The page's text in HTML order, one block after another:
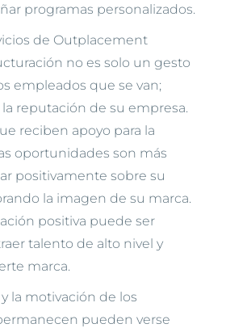
programas personalizados.
de Outplacement
no es solo un gesto
empleados que se van;
reputación de su empresa.
reciben apoyo para la
oportunidades son más
positivamente sobre su
la imagen de su marca.
positiva puede ser
talento de alto nivel y
marca.
la motivación de los
pueden verse